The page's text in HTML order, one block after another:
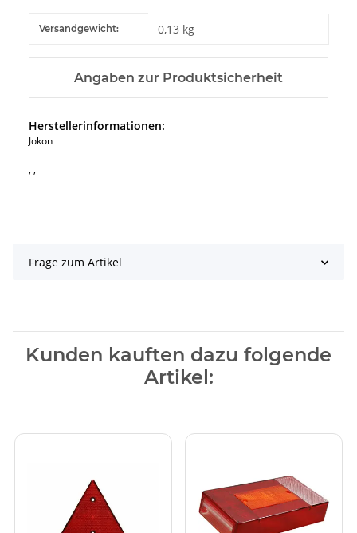
Produkteigenschaft
Wert
Versandgewicht: 0,13 kg
Angaben zur Produktsicherheit
Herstellerinformationen:
Jokon
, ,
Frage zum Artikel
Kunden kauften dazu folgende
Artikel: